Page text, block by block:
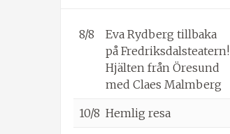
8/8
Eva Rydberg tillbaka
på Fredriksdalsteatern!
Hjälten från Öresund
med Claes Malmberg
10/8 Hemlig resa